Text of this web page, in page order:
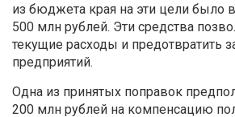
из бюджета края на эти цели было
500 млн рублей. Эти средства
текущие расходы и предотвратить
предприятий.
Одна из принятых поправок
200 млн рублей на компенсацию